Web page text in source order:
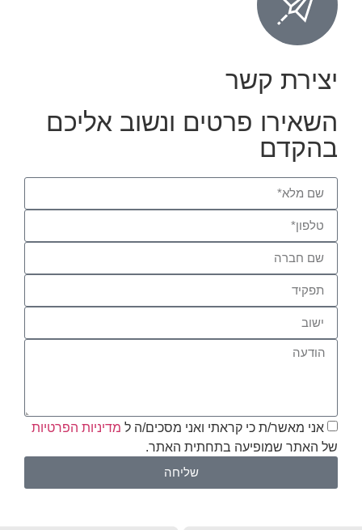
יצירת קשר
השאירו פרטים ונשוב אליכם
בהקדם
אני מאשר/ת כי קראתי ואני מסכים/ה למדיניות הפרטיות
של האתר שמופיעה בתחתית האתר.
שליחה